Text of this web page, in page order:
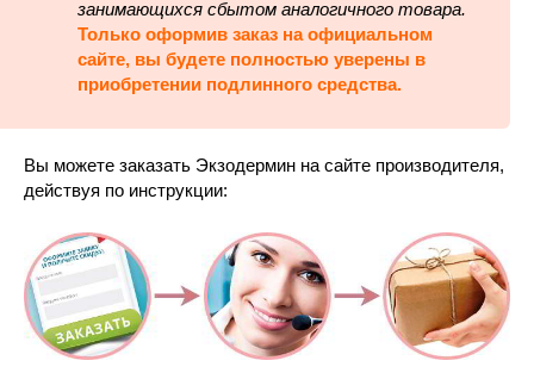
занимающихся сбытом аналогичного товара.
Только оформив заказ на официальном
сайте, вы будете полностью уверены в
приобретении подлинного средства.
Вы можете заказать Экзодермин на сайте производителя,
действуя по инструкции: